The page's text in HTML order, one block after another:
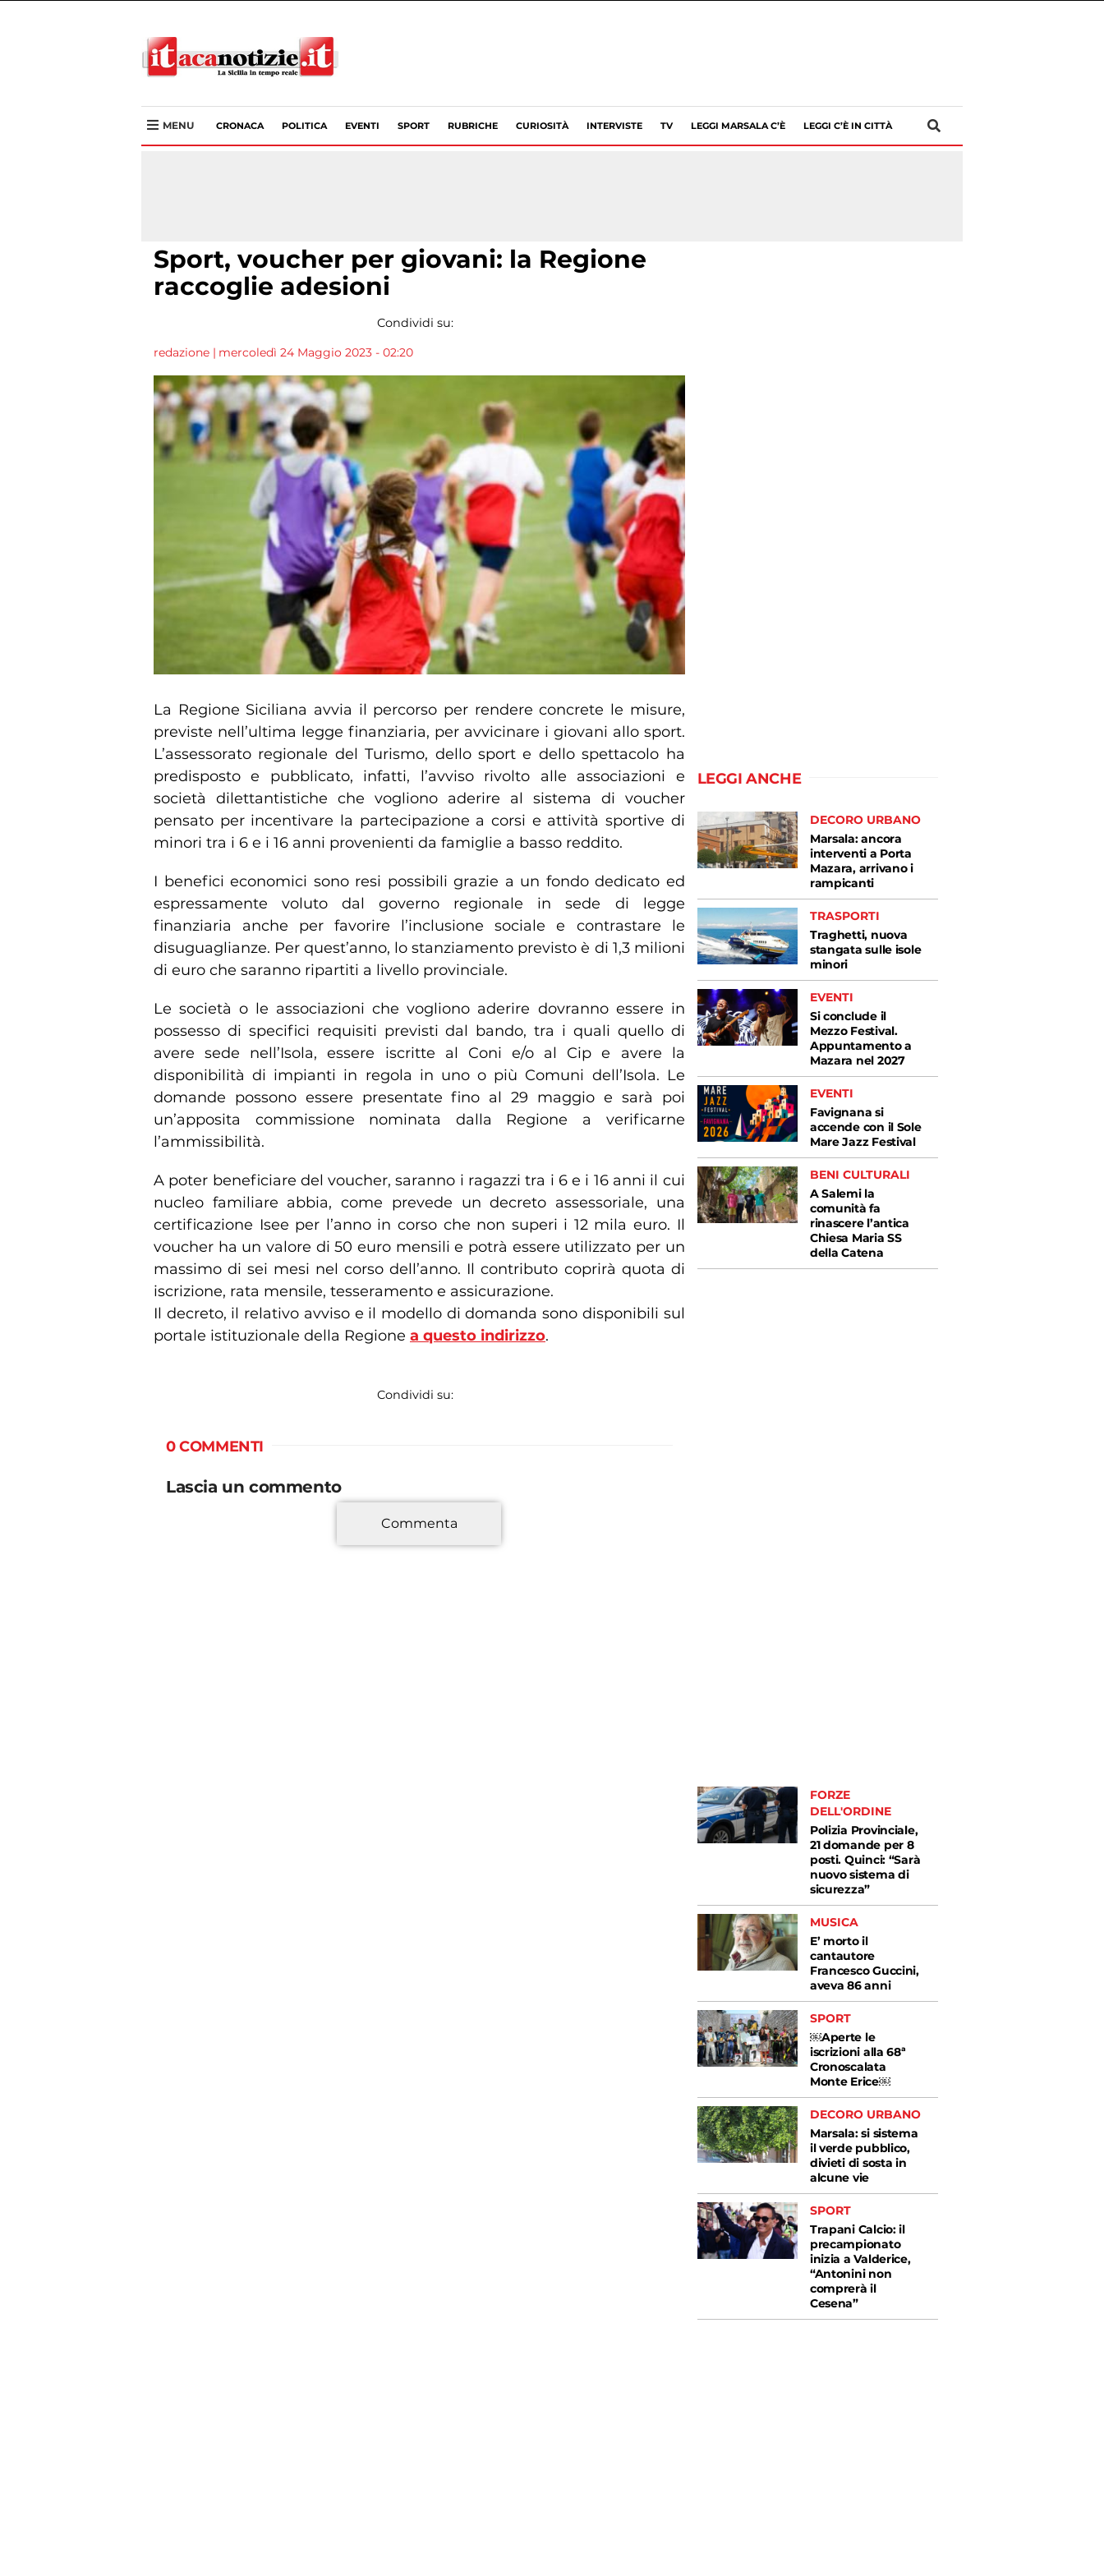
MENU CRONACA POLITICA EVENTI SPORT RUBRICHE CURIOSITÀ INTERVISTE TV LEGGI MARSALA C’È LEGGI C’È IN CITTÀ
Sport, voucher per giovani: la Regione
raccoglie adesioni
Condividi su:
redazione | mercoledì 24 Maggio 2023 - 02:20
La Regione Siciliana avvia il percorso per rendere concrete le misure,
previste nell’ultima legge finanziaria, per avvicinare i giovani allo sport.
L’assessorato regionale del Turismo, dello sport e dello spettacolo ha
predisposto e pubblicato, infatti, l’avviso rivolto alle associazioni e
società dilettantistiche che vogliono aderire al sistema di voucher
pensato per incentivare la partecipazione a corsi e attività sportive di
minori tra i 6 e i 16 anni provenienti da famiglie a basso reddito.
I benefici economici sono resi possibili grazie a un fondo dedicato ed
espressamente voluto dal governo regionale in sede di legge
finanziaria anche per favorire l’inclusione sociale e contrastare le
disuguaglianze. Per quest’anno, lo stanziamento previsto è di 1,3 milioni
di euro che saranno ripartiti a livello provinciale.
Le società o le associazioni che vogliono aderire dovranno essere in
possesso di specifici requisiti previsti dal bando, tra i quali quello di
avere sede nell’Isola, essere iscritte al Coni e/o al Cip e avere la
disponibilità di impianti in regola in uno o più Comuni dell’Isola. Le
domande possono essere presentate fino al 29 maggio e sarà poi
un’apposita commissione nominata dalla Regione a verificarne
l’ammissibilità.
A poter beneficiare del voucher, saranno i ragazzi tra i 6 e i 16 anni il cui
nucleo familiare abbia, come prevede un decreto assessoriale, una
certificazione Isee per l’anno in corso che non superi i 12 mila euro. Il
voucher ha un valore di 50 euro mensili e potrà essere utilizzato per un
massimo di sei mesi nel corso dell’anno. Il contributo coprirà quota di
iscrizione, rata mensile, tesseramento e assicurazione.
Il decreto, il relativo avviso e il modello di domanda sono disponibili sul
portale istituzionale della Regione a questo indirizzo.
Condividi su:
0 COMMENTI
Lascia un commento
Commenta
LEGGI ANCHE
DECORO URBANO
Marsala: ancora
interventi a Porta
Mazara, arrivano i
rampicanti
TRASPORTI
Traghetti, nuova
stangata sulle isole
minori
EVENTI
Si conclude il
Mezzo Festival.
Appuntamento a
Mazara nel 2027
EVENTI
Favignana si
accende con il Sole
Mare Jazz Festival
BENI CULTURALI
A Salemi la
comunità fa
rinascere l’antica
Chiesa Maria SS
della Catena
FORZE
DELL'ORDINE
Polizia Provinciale,
21 domande per 8
posti. Quinci: “Sarà
nuovo sistema di
sicurezza”
MUSICA
E’ morto il
cantautore
Francesco Guccini,
aveva 86 anni
SPORT
￼Aperte le
iscrizioni alla 68ª
Cronoscalata
Monte Erice￼
DECORO URBANO
Marsala: si sistema
il verde pubblico,
divieti di sosta in
alcune vie
SPORT
Trapani Calcio: il
precampionato
inizia a Valderice,
“Antonini non
comprerà il
Cesena”